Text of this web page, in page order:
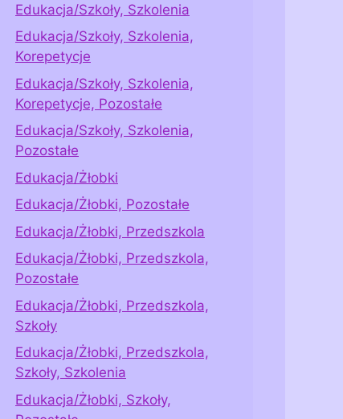
Edukacja/Szkoły, Szkolenia
Edukacja/Szkoły, Szkolenia,
Korepetycje
Edukacja/Szkoły, Szkolenia,
Korepetycje, Pozostałe
Edukacja/Szkoły, Szkolenia,
Pozostałe
Edukacja/Żłobki
Edukacja/Żłobki, Pozostałe
Edukacja/Żłobki, Przedszkola
Edukacja/Żłobki, Przedszkola,
Pozostałe
Edukacja/Żłobki, Przedszkola,
Szkoły
Edukacja/Żłobki, Przedszkola,
Szkoły, Szkolenia
Edukacja/Żłobki, Szkoły,